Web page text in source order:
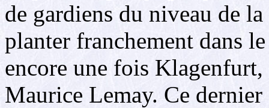
de gardiens du niveau de
planter franchement dans
encore une fois
Maurice Lemay. Ce